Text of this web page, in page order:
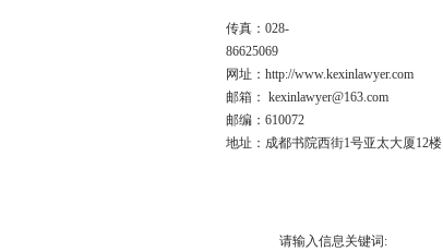
传真：028-
86625069
网址：http://www.kexinlawyer.com
邮箱： kexinlawyer@163.com
邮编：610072
地址：成都书院西街1号亚太大厦12楼
请输入信息关键词: